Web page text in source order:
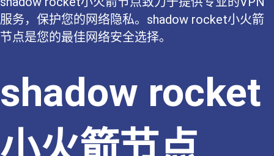
服务，保护您的网络隐私。shadow rocket小火箭
节点是您的最佳网络安全选择。
shadow rocket